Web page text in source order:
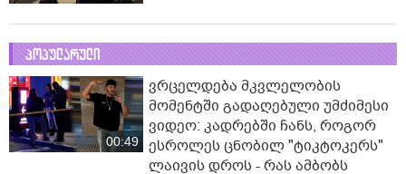
პოპულარული
00:49
ვრცელდება მკვლელობის
მომენტში გადაღებული უმძიმესი
ვიდეო: კადრებში ჩანს, როგორ
ესროლეს ცნობილ "ტიკტოკერს"
ლაივის დროს - რას ამბობს